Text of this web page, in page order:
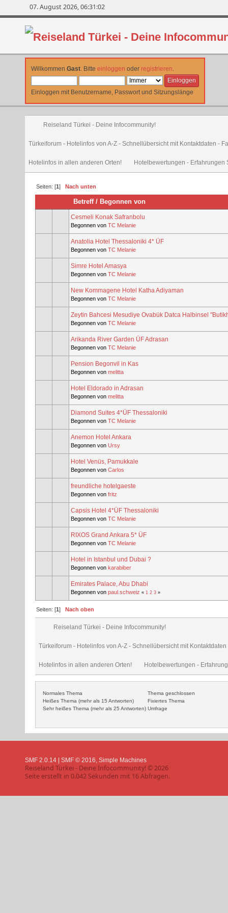
07. August 2026, 06:31:02
Willkommen Gast. Bitte einloggen oder registrieren.
Einloggen mit Benutzername, Passwort und Sitzungslänge
Reiseland Türkei - Deine Infocommunity!
Türkeiforum - Hotelinfos von A-Z - Schnellübersicht mit Kontaktdaten -
Hotelinfos in allen anderen Orten! Hotelbewertungen - Erfahrungen
Seiten: [1]Nach unten
Betreff/ Begonnen von
Cesmeli Konak Safranbolu
Begonnen von TC Melanie
Anatolia Hotel Thessaloniki 4* ÜF
Begonnen von TC Melanie
Simre Hotel Amasya
Begonnen von TC Melanie
New Kommagene Hotel Katha Adiyaman
Begonnen von TC Melanie
Zeytin Bahcesi Mesudiye Ovabük Datca Halbinsel
Begonnen von TC Melanie
Arikanda River Garden ÜF Adrasan
Begonnen von TC Melanie
Pension Begonvil in Kas
Begonnen von melitta
Hotel Eldorado in Adrasan
Begonnen von melitta
Diamond Suites 4*ÜF Thessaloniki
Begonnen von TC Melanie
Anemon Hotel Ankara
Begonnen von Ursy
Hotel Venüs, Pamukkale
Begonnen von Carlos
freundliche hotelgaeste
Begonnen von fritz
Capsis Hotel 4*ÜF Thessaloniki
Begonnen von TC Melanie
RIXOS Grand Ankara 5* ÜF
Begonnen von TC Melanie
Hotel in Istanbul und Dubai ?
Begonnen von karabiber
Emirates Palace, Abu Dhabi
Begonnen von paul.schweiz « 1 2 3 »
Seiten: [1]Nach oben
Reiseland Türkei - Deine Infocommunity!
Türkeiforum - Hotelinfos von A-Z - Schnellübersicht mit
Hotelinfos in allen anderen Orten! Hotelbewertungen -
Normales Thema
Heißes Thema (mehr als 15 Antworten)
Sehr heißes Thema (mehr als 25 Antworten)
Thema geschlossen
Fixiertes Thema
Umfrage
SMF 2.0.14 SMF © 2016, Simple Machines
Reiseland Türkei - Deine Infocommunity! © 2026
Seite erstellt in 0.042 Sekunden mit 16 Abfragen.